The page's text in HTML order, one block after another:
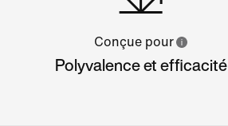
Conçue pour
Polyvalence et efficacité